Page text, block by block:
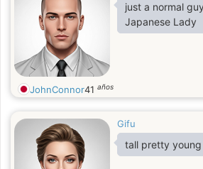
just a normal
Japanese Lady
JohnConnor41 años
Gifu
tall pretty young